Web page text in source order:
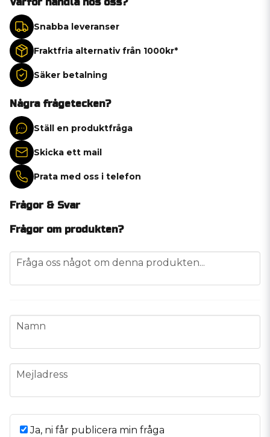
Snabba leveranser
Fraktfria alternativ från 1000kr*
Säker betalning
Några frågetecken?
Ställ en produktfråga
Skicka ett mail
Prata med oss i telefon
Frågor & Svar
Frågor om produkten?
question
Fråga oss något om denna produkten...
name
Namn
email
Mejladress
Ja, ni får publicera min fråga